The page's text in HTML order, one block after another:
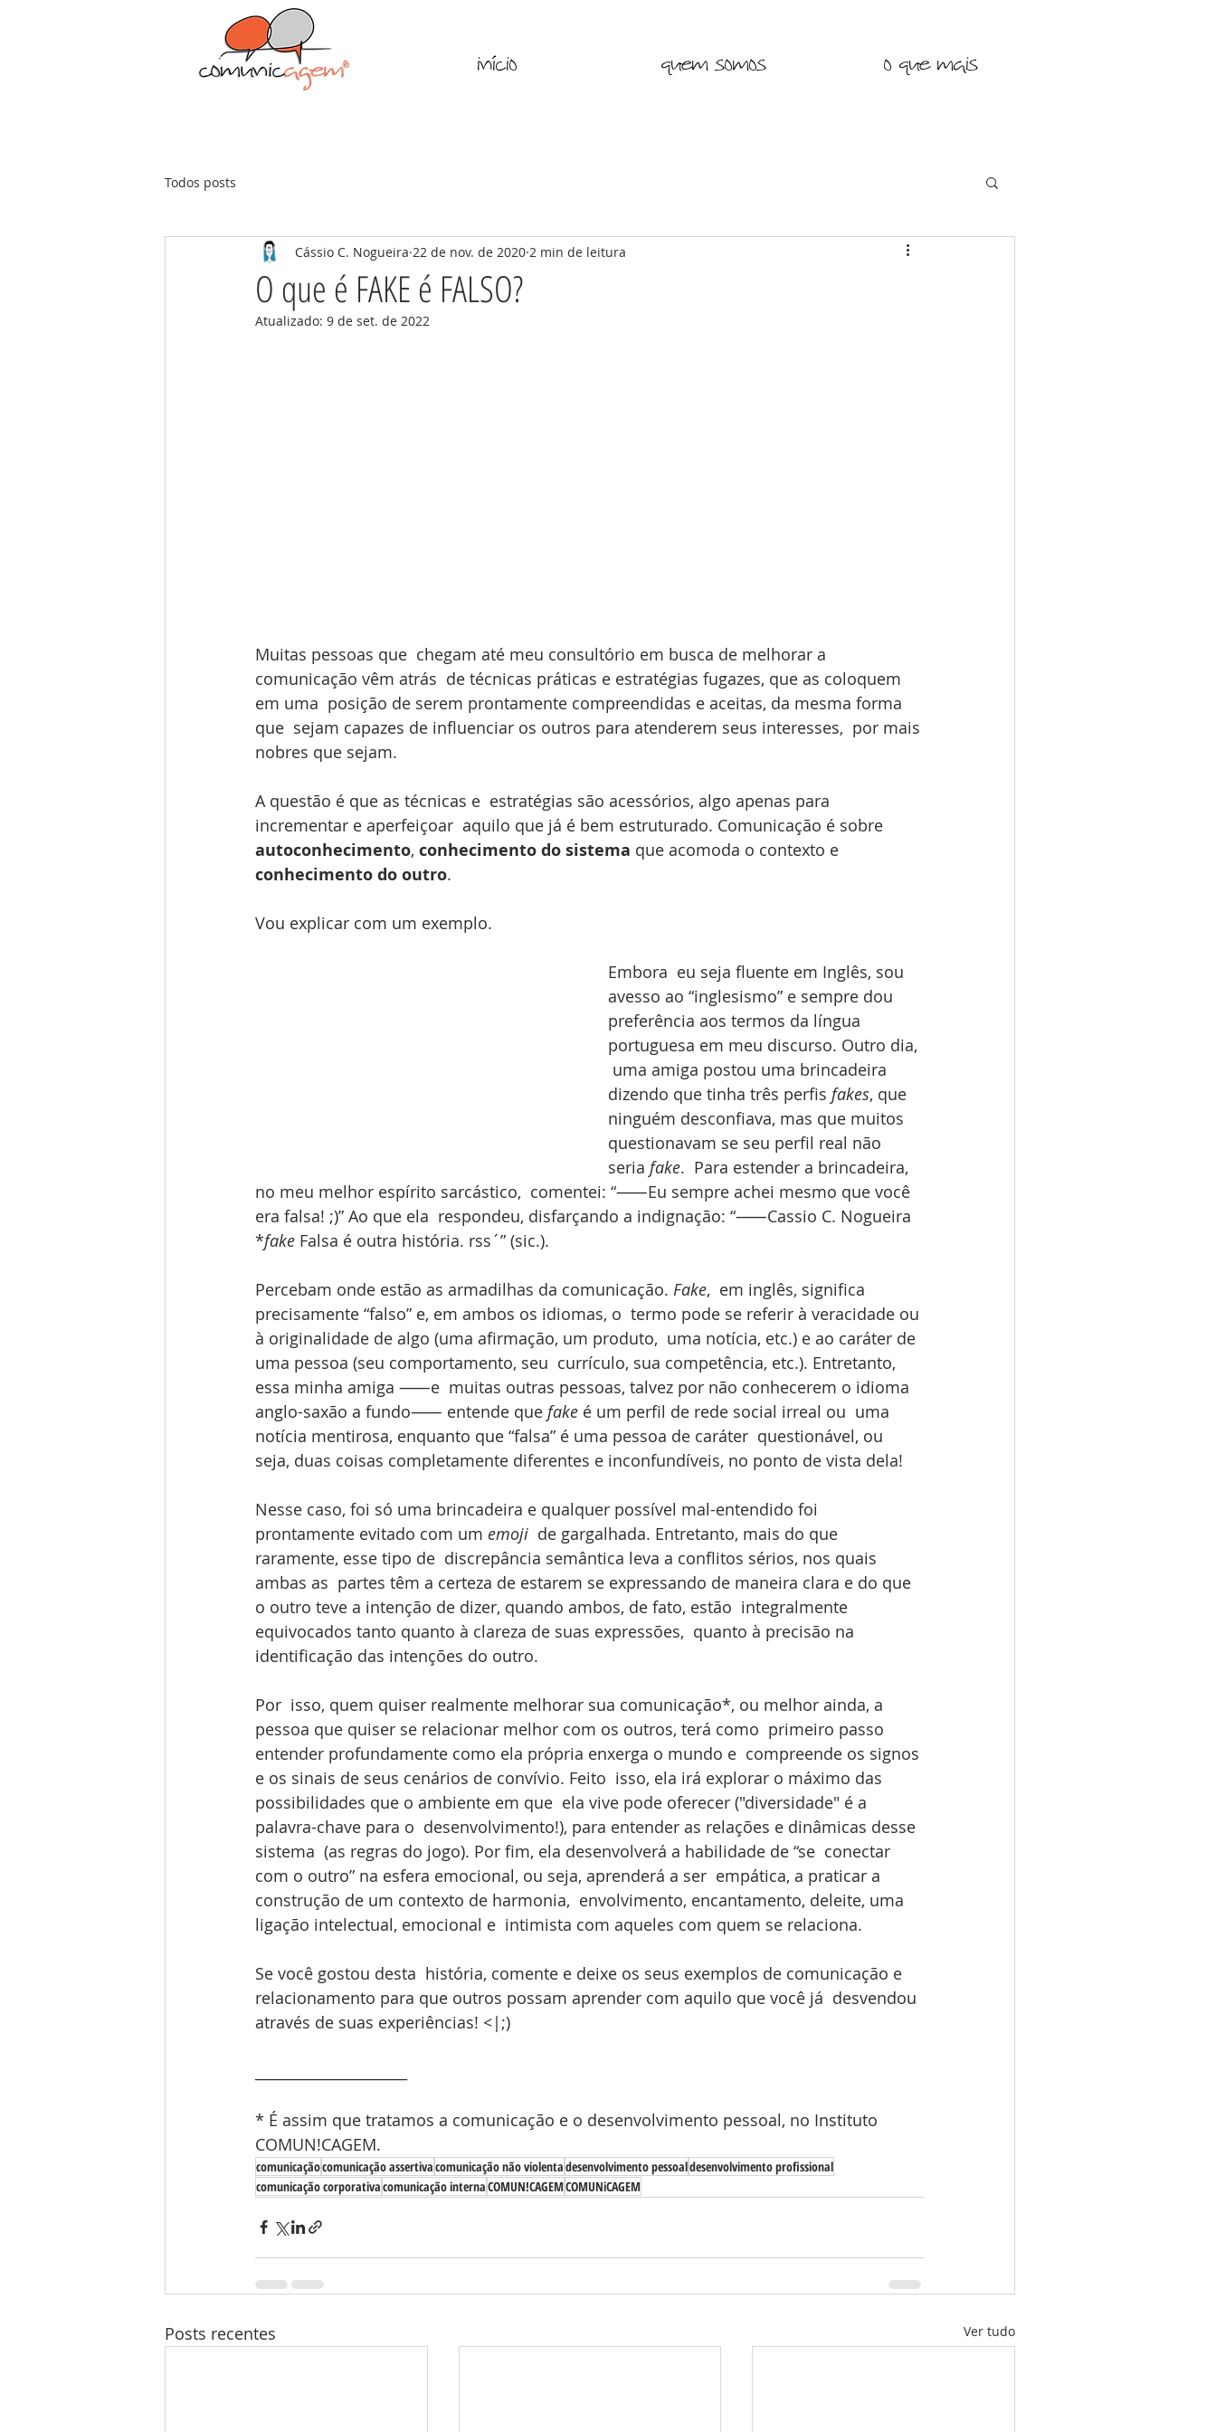
início quem somos o que mais
Todos posts
O que é FAKE é FALSO?
Cássio C. Nogueira 22 de nov. de 2020 2 min de leitura
Atualizado: 9 de set. de 2022
Muitas pessoas que  chegam até meu consultório em busca de melhorar a
comunicação vêm atrás  de técnicas práticas e estratégias fugazes, que as coloquem
em uma  posição de serem prontamente compreendidas e aceitas, da mesma forma
que  sejam capazes de influenciar os outros para atenderem seus interesses,  por mais
nobres que sejam.
A questão é que as técnicas e  estratégias são acessórios, algo apenas para
incrementar e aperfeiçoar  aquilo que já é bem estruturado. Comunicação é sobre
autoconhecimento, conhecimento do sistema que acomoda o contexto e
conhecimento do outro.
Vou explicar com um exemplo.
Embora  eu seja fluente em Inglês, sou
avesso ao “inglesismo” e sempre dou
preferência aos termos da língua
portuguesa em meu discurso. Outro dia,
uma amiga postou uma brincadeira
dizendo que tinha três perfis fakes, que
ninguém desconfiava, mas que muitos
questionavam se seu perfil real não
seria fake.  Para estender a brincadeira,
no meu melhor espírito sarcástico,  comentei: “⸺Eu sempre achei mesmo que você
era falsa! ;)” Ao que ela  respondeu, disfarçando a indignação: “⸺Cassio C. Nogueira
*fake Falsa é outra história. rss´” (sic.).
Percebam onde estão as armadilhas da comunicação. Fake,  em inglês, significa
precisamente “falso” e, em ambos os idiomas, o  termo pode se referir à veracidade ou
à originalidade de algo (uma afirmação, um produto,  uma notícia, etc.) e ao caráter de
uma pessoa (seu comportamento, seu  currículo, sua competência, etc.). Entretanto,
essa minha amiga ⸺e  muitas outras pessoas, talvez por não conhecerem o idioma
anglo-saxão a fundo⸺ entende que fake é um perfil de rede social irreal ou  uma
notícia mentirosa, enquanto que “falsa” é uma pessoa de caráter  questionável, ou
seja, duas coisas completamente diferentes e inconfundíveis, no ponto de vista dela!
Nesse caso, foi só uma brincadeira e qualquer possível mal-entendido foi
prontamente evitado com um emoji
  de gargalhada. Entretanto, mais do que
raramente, esse tipo de  discrepância semântica leva a conflitos sérios, nos quais
ambas as  partes têm a certeza de estarem se expressando de maneira clara e do que
o outro teve a intenção de dizer, quando ambos, de fato, estão  integralmente
equivocados tanto quanto à clareza de suas expressões,  quanto à precisão na
identificação das intenções do outro.
Por  isso, quem quiser realmente melhorar sua comunicação*, ou melhor ainda, a
pessoa que quiser se relacionar melhor com os outros, terá como  primeiro passo
entender profundamente como ela própria enxerga o mundo e  compreende os signos
e os sinais de seus cenários de convívio. Feito  isso, ela irá explorar o máximo das
possibilidades que o ambiente em que  ela vive pode oferecer ("diversidade" é a
palavra-chave para o  desenvolvimento!), para entender as relações e dinâmicas desse
sistema  (as regras do jogo). Por fim, ela desenvolverá a habilidade de “se  conectar
com o outro” na esfera emocional, ou seja, aprenderá a ser  empática, a praticar a
construção de um contexto de harmonia,  envolvimento, encantamento, deleite, uma
ligação intelectual, emocional e  intimista com aqueles com quem se relaciona.
Se você gostou desta  história, comente e deixe os seus exemplos de comunicação e
relacionamento para que outros possam aprender com aquilo que você já  desvendou
através de suas experiências! <|;)
* É assim que tratamos a comunicação e o desenvolvimento pessoal, no Instituto
COMUN!CAGEM.
comunicaçãocomunicação assertivacomunicação não violentadesenvolvimento pessoaldesenvolvimento profissional
comunicação corporativacomunicação internaCOMUN!CAGEMCOMUNiCAGEM
Posts recentes Ver tudo